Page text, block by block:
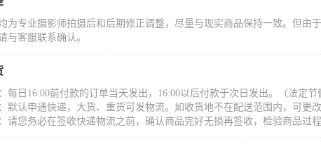
为专业摄影师拍摄后和后期修正调整，尽量与现实商品保持一致。但由
与客服联系确认。
每日16:00前付款的订单当天发出，16:00以后付款于次日发出。（法定节
默认申通快递，大货、重货可发物流。如收货地不在配送范围内，可更
请您务必在签收快递物流之前，确认商品完好无损再签收，检验商品过